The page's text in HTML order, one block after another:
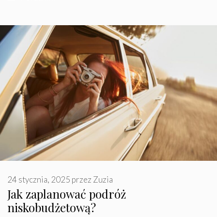
Jak zaplanować podróż
niskobudżetową?
24 stycznia, 2025 przez Zuzia